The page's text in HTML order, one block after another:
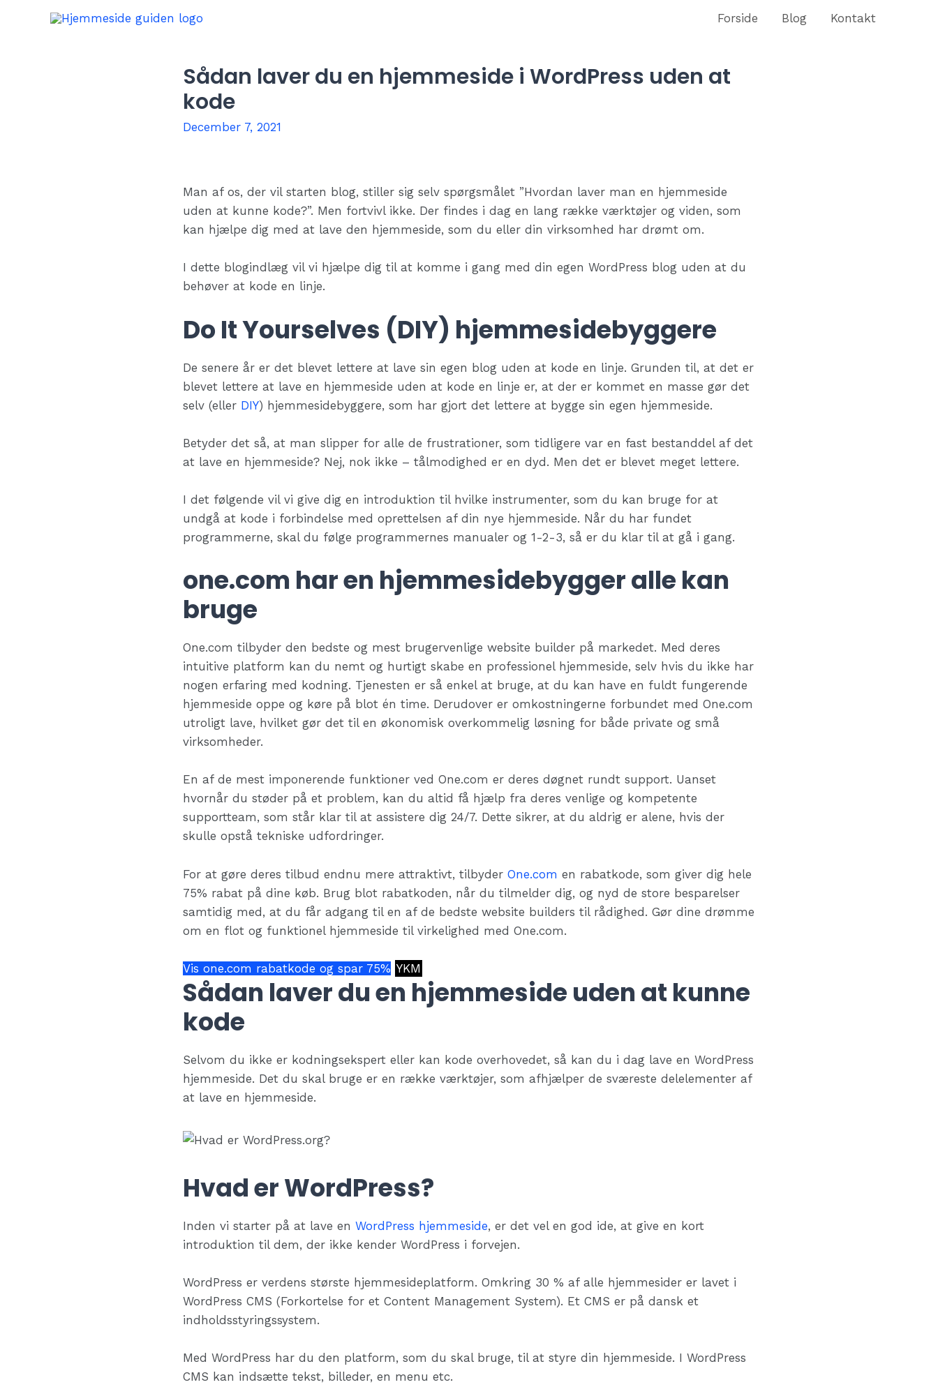
Forside Blog Kontakt
Sådan laver du en hjemmeside i WordPress uden at
kode
December 7, 2021
Man af os, der vil starten blog, stiller sig selv spørgsmålet ”Hvordan laver man en hjemmeside
uden at kunne kode?”. Men fortvivl ikke. Der findes i dag en lang række værktøjer og viden, som
kan hjælpe dig med at lave den hjemmeside, som du eller din virksomhed har drømt om.
I dette blogindlæg vil vi hjælpe dig til at komme i gang med din egen WordPress blog uden at du
behøver at kode en linje.
Do It Yourselves (DIY) hjemmesidebyggere
De senere år er det blevet lettere at lave sin egen blog uden at kode en linje. Grunden til, at det er
blevet lettere at lave en hjemmeside uden at kode en linje er, at der er kommet en masse gør det
selv (eller DIY) hjemmesidebyggere, som har gjort det lettere at bygge sin egen hjemmeside.
Betyder det så, at man slipper for alle de frustrationer, som tidligere var en fast bestanddel af det
at lave en hjemmeside? Nej, nok ikke – tålmodighed er en dyd. Men det er blevet meget lettere.
I det følgende vil vi give dig en introduktion til hvilke instrumenter, som du kan bruge for at
undgå at kode i forbindelse med oprettelsen af din nye hjemmeside. Når du har fundet
programmerne, skal du følge programmernes manualer og 1-2-3, så er du klar til at gå i gang.
one.com har en hjemmesidebygger alle kan
bruge
One.com tilbyder den bedste og mest brugervenlige website builder på markedet. Med deres
intuitive platform kan du nemt og hurtigt skabe en professionel hjemmeside, selv hvis du ikke har
nogen erfaring med kodning. Tjenesten er så enkel at bruge, at du kan have en fuldt fungerende
hjemmeside oppe og køre på blot én time. Derudover er omkostningerne forbundet med One.com
utroligt lave, hvilket gør det til en økonomisk overkommelig løsning for både private og små
virksomheder.
En af de mest imponerende funktioner ved One.com er deres døgnet rundt support. Uanset
hvornår du støder på et problem, kan du altid få hjælp fra deres venlige og kompetente
supportteam, som står klar til at assistere dig 24/7. Dette sikrer, at du aldrig er alene, hvis der
skulle opstå tekniske udfordringer.
For at gøre deres tilbud endnu mere attraktivt, tilbyder One.com en rabatkode, som giver dig hele
75% rabat på dine køb. Brug blot rabatkoden, når du tilmelder dig, og nyd de store besparelser
samtidig med, at du får adgang til en af de bedste website builders til rådighed. Gør dine drømme
om en flot og funktionel hjemmeside til virkelighed med One.com.
Vis one.com rabatkode og spar 75% YKM
Sådan laver du en hjemmeside uden at kunne
kode
Selvom du ikke er kodningsekspert eller kan kode overhovedet, så kan du i dag lave en WordPress
hjemmeside. Det du skal bruge er en række værktøjer, som afhjælper de sværeste delelementer af
at lave en hjemmeside.
Hvad er WordPress?
Inden vi starter på at lave en WordPress hjemmeside, er det vel en god ide, at give en kort
introduktion til dem, der ikke kender WordPress i forvejen.
WordPress er verdens største hjemmesideplatform. Omkring 30 % af alle hjemmesider er lavet i
WordPress CMS (Forkortelse for et Content Management System). Et CMS er på dansk et
indholdsstyringssystem.
Med WordPress har du den platform, som du skal bruge, til at styre din hjemmeside. I WordPress
CMS kan indsætte tekst, billeder, en menu etc.